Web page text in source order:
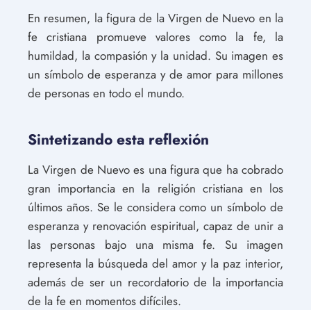
En resumen, la figura de la Virgen de Nuevo en la
fe cristiana promueve valores como la fe, la
humildad, la compasión y la unidad. Su imagen es
un símbolo de esperanza y de amor para millones
de personas en todo el mundo.
Sintetizando esta reflexión
La Virgen de Nuevo es una figura que ha cobrado
gran importancia en la religión cristiana en los
últimos años. Se le considera como un símbolo de
esperanza y renovación espiritual, capaz de unir a
las personas bajo una misma fe. Su imagen
representa la búsqueda del amor y la paz interior,
además de ser un recordatorio de la importancia
de la fe en momentos difíciles.